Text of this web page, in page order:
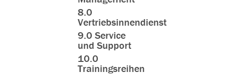
8.0
Vertriebsinnendienst
9.0 Service
und Support
10.0
Trainingsreihen